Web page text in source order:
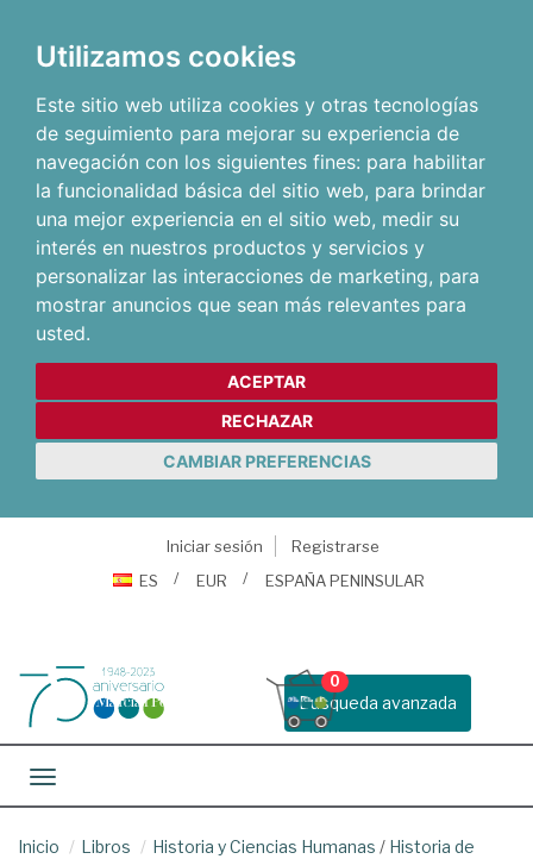
Utilizamos cookies
Este sitio web utiliza cookies y otras tecnologías
de seguimiento para mejorar su experiencia de
navegación con los siguientes fines: para habilitar
la funcionalidad básica del sitio web, para brindar
una mejor experiencia en el sitio web, medir su
interés en nuestros productos y servicios y
personalizar las interacciones de marketing, para
mostrar anuncios que sean más relevantes para
usted.
ACEPTAR
RECHAZAR
CAMBIAR PREFERENCIAS
Iniciar sesión
Registrarse
ES
EUR ESPAÑA PENINSULAR
Busqueda avanzada
0
Toggle navigation
Inicio Libros Historia y Ciencias Humanas / Historia de